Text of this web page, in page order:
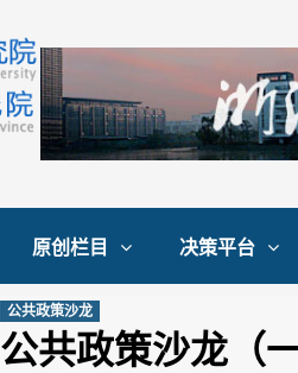
原创栏目 决策平台
公共政策沙龙
公共政策沙龙（